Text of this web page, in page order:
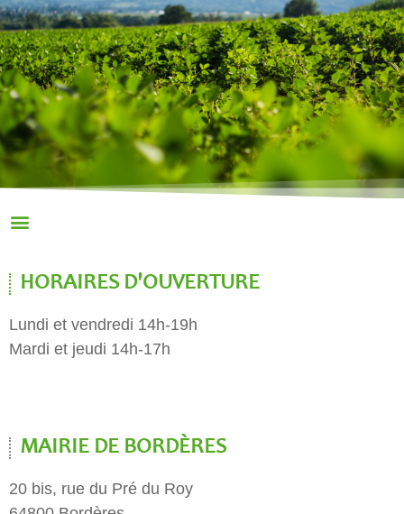
HORAIRES D'OUVERTURE
Lundi et vendredi 14h-19h
Mardi et jeudi 14h-17h
MAIRIE DE BORDÈRES
20 bis, rue du Pré du Roy